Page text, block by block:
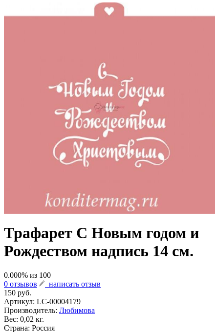
Трафарет С Новым годом и
Рождеством надпись 14 см.
0.000% из 100
0 отзывов
написать отзыв
150 руб.
Артикул: LC-00004179
Производитель: Любимова
Вес: 0,02 кг.
Страна: Россия